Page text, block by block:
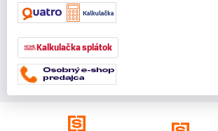
Kalkulačka splátok